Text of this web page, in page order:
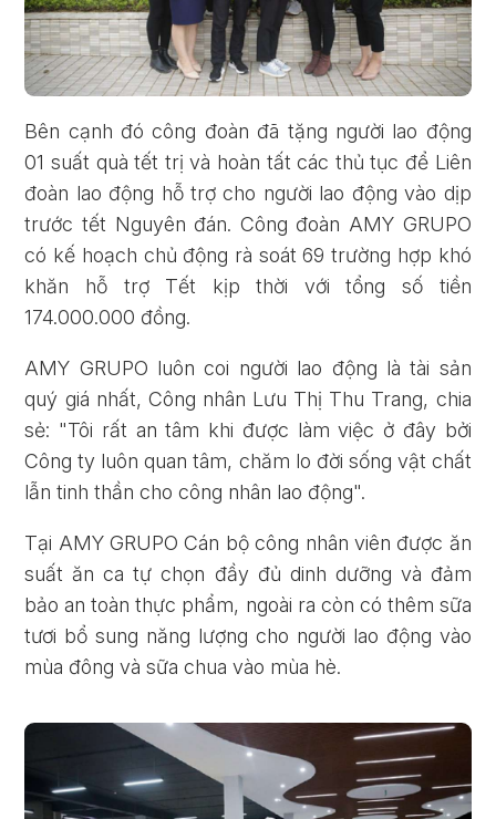
Bên cạnh đó công đoàn đã tặng người lao động
01 suất quà tết trị và hoàn tất các thủ tục để Liên
đoàn lao động hỗ trợ cho người lao động vào dịp
trước tết Nguyên đán. Công đoàn AMY GRUPO
có kế hoạch chủ động rà soát 69 trường hợp khó
khăn hỗ trợ Tết kịp thời với tổng số tiền
174.000.000 đồng.
AMY GRUPO luôn coi người lao động là tài sản
quý giá nhất, Công nhân Lưu Thị Thu Trang, chia
sẻ: "Tôi rất an tâm khi được làm việc ở đây bởi
Công ty luôn quan tâm, chăm lo đời sống vật chất
lẫn tinh thần cho công nhân lao động".
Tại AMY GRUPO Cán bộ công nhân viên được ăn
suất ăn ca tự chọn đầy đủ dinh dưỡng và đảm
bảo an toàn thực phẩm, ngoài ra còn có thêm sữa
tươi bổ sung năng lượng cho người lao động vào
mùa đông và sữa chua vào mùa hè.
Quên mật khẩu?
ĐĂNG KÝ ĐĂNG NHẬP